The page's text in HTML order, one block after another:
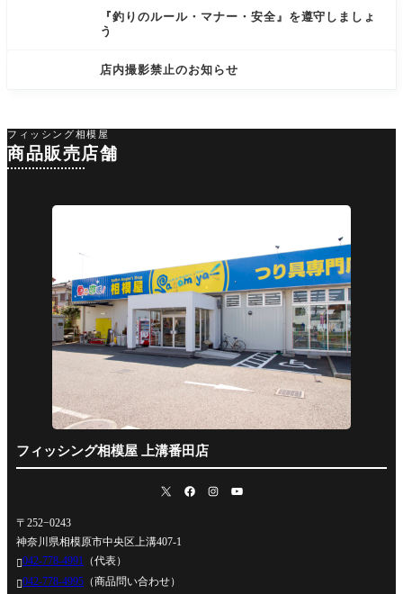
『釣りのルール・マナー・安全』を遵守しましょ
う
店内撮影禁止のお知らせ
フィッシング相模屋
商品販売店舗
フィッシング相模屋 上溝番田店
〒252−0243
神奈川県相模原市中央区上溝407-1
042-778-4991 （代表）
042-778-4995 （商品問い合わせ）